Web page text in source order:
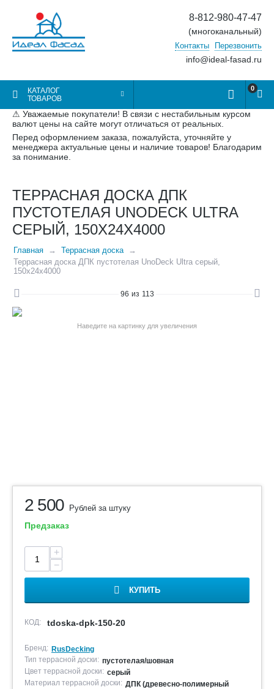
8-812-980-47-47
(многоканальный)
Контакты Перезвонить
info@ideal-fasad.ru
КАТАЛОГ
ТОВАРОВ
0
⚠ Уважаемые покупатели! В связи с нестабильным курсом
валют цены на сайте могут отличаться от реальных.
Перед оформлением заказа, пожалуйста, уточняйте у
менеджера актуальные цены и наличие товаров! Благодарим
за понимание.
ТЕРРАСНАЯ ДОСКА ДПК
ПУСТОТЕЛАЯ UNODECK ULTRA
СЕРЫЙ, 150Х24Х4000
Главная
Террасная доска
Террасная доска ДПК пустотелая UnoDeck Ultra серый,
150х24х4000
96 из 113
Наведите на картинку для увеличения
2 500 Рублей за штуку
Предзаказ
+
−
КУПИТЬ
КОД: tdoska-dpk-150-20
Бренд: RusDecking
Тип террасной доски: пустотелая/шовная
Цвет террасной доски: серый
Материал террасной доски: ДПК (древесно-полимерный